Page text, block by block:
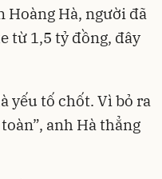
Hoàng Hà, người đã
từ 1,5 tỷ đồng, đây
yếu tố chốt. Vì bỏ ra
anh Hà thẳng